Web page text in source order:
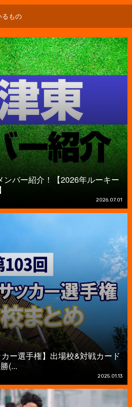
るもの
バー紹介！【2026年ルーキー
2026.07.01
ー選手権】出場校&対戦カード
(...
2025.01.13